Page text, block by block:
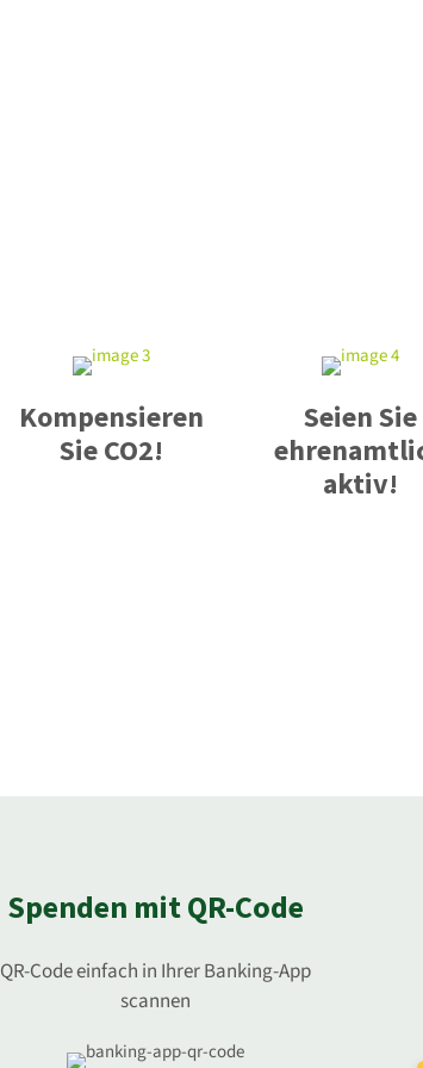
Kompensieren
Sie CO2!
Seien Sie
aktiv!
Spenden mit QR-Code
QR-Code einfach in Ihrer Banking-App
scannen